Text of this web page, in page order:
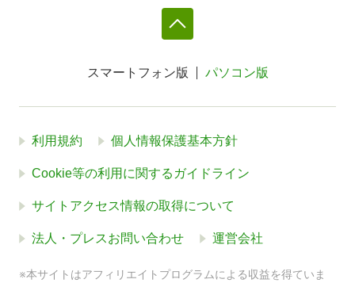
スマートフォン版 パソコン版
利用規約 個人情報保護基本方針
Cookie等の利用に関するガイドライン
サイトアクセス情報の取得について
法人・プレスお問い合わせ 運営会社
※本サイトはアフィリエイトプログラムによる収益を得ていま